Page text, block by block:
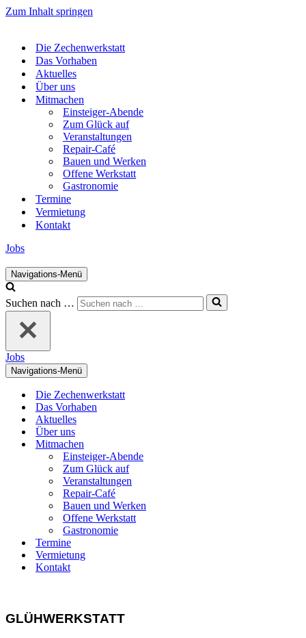
Zum Inhalt springen
Die Zechenwerkstatt
Das Vorhaben
Aktuelles
Über uns
Mitmachen
Einsteiger-Abende
Zum Glück auf
Veranstaltungen
Repair-Café
Bauen und Werken
Offene Werkstatt
Gastronomie
Termine
Vermietung
Kontakt
Jobs
Navigations-Menü
Suchen nach …
Jobs
Navigations-Menü
Die Zechenwerkstatt
Das Vorhaben
Aktuelles
Über uns
Mitmachen
Einsteiger-Abende
Zum Glück auf
Veranstaltungen
Repair-Café
Bauen und Werken
Offene Werkstatt
Gastronomie
Termine
Vermietung
Kontakt
GLÜHWERKSTATT